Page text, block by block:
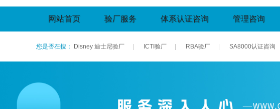
网站首页 验厂服务 体系认证咨询 管理咨询
您是否在搜： Disney 迪士尼验厂 ICTI验厂 RBA验厂 SA8000认证咨询